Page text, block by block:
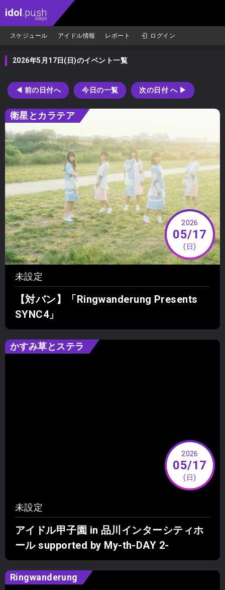
idol.push
.tokyo
スケジュール アイドル情報 レポート ログイン
2026年5月17日(日)のイベント一覧
◀︎ 前の日付へ 今日の一覧 次の日付 へ ▶︎
衛星とカラテア
2026
05/17
(日)
未設定
【対バン】「Ringwanderung Presents
SYNC4」
かすみ草とステラ
2026
05/17
(日)
未設定
アイドル甲子園 in 品川インターシティホ
ール supported by My-th-DAY 2-
Ringwanderung